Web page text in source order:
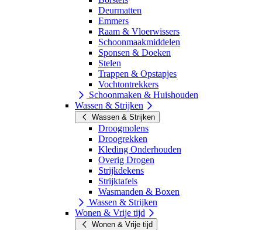
Deurmatten
Emmers
Raam & Vloerwissers
Schoonmaakmiddelen
Sponsen & Doeken
Stelen
Trappen & Opstapjes
Vochtontrekkers
Schoonmaken & Huishouden
Wassen & Strijken
Wassen & Strijken
Droogmolens
Droogrekken
Kleding Onderhouden
Overig Drogen
Strijkdekens
Strijktafels
Wasmanden & Boxen
Wassen & Strijken
Wonen & Vrije tijd
Wonen & Vrije tijd